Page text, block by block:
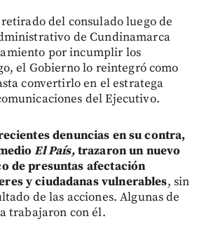
del consulado luego de
de Cundinamarca
por incumplir los
el Gobierno lo reintegró como
convertirlo en el estratega
del Ejecutivo.
denuncias en su contra,
El País,trazaron un nuevo
de presuntas afectación
y ciudadanas vulnerables, sin
de las acciones. Algunas de
trabajaron con él.